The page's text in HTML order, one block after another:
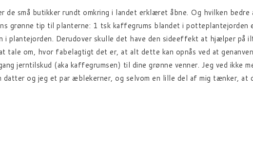
de små butikker rundt omkring i landet erklæret åbne. Og hvilken
grønne tip til planterne: 1 tsk kaffegrums blandet i
i plantejorden. Derudover skulle det have den sideeffekt at hjælper på
tale om, hvor fabelagtigt det er, at alt dette kan opnås ved at
jerntilskud (aka kaffegrumsen) til dine grønne venner. Jeg ved
datter og jeg et par æblekerner, og selvom en lille del af mig tænker, at